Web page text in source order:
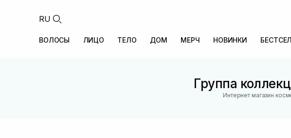
RU
ВОЛОСЫ ЛИЦО ТЕЛО ДОМ МЕРЧ НОВИНКИ
Группа
Интернет магазин